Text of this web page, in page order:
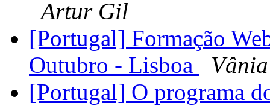
Artur Gil
[Portugal] Formação
Outubro - Lisboa
[Portugal] O programa